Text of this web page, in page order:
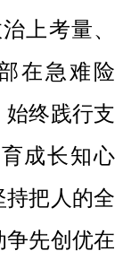
上考量、
在急难险
终践行支
成长知心
持把人的全
先创优在